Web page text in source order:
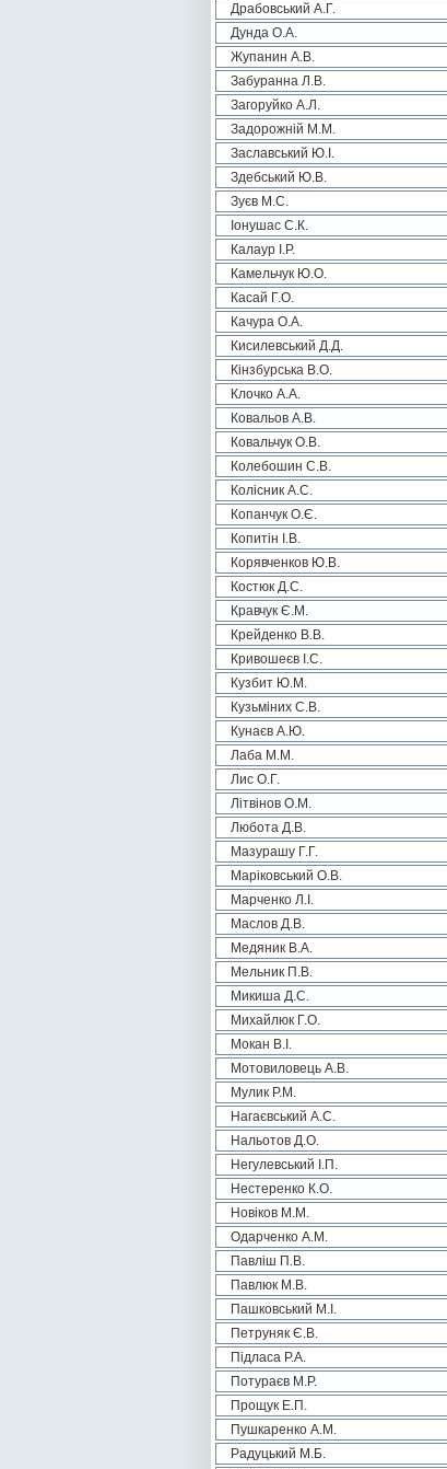
Драбовський А.Г.
Дунда О.А.
Жупанин А.В.
Забуранна Л.В.
Загоруйко А.Л.
Задорожній М.М.
Заславський Ю.І.
Здебський Ю.В.
Зуєв М.С.
Іонушас С.К.
Калаур І.Р.
Камельчук Ю.О.
Касай Г.О.
Качура О.А.
Кисилевський Д.Д.
Кінзбурська В.О.
Клочко А.А.
Ковальов А.В.
Ковальчук О.В.
Колебошин С.В.
Колісник А.С.
Копанчук О.Є.
Копитін І.В.
Корявченков Ю.В.
Костюк Д.С.
Кравчук Є.М.
Крейденко В.В.
Кривошеєв І.С.
Кузбит Ю.М.
Кузьміних С.В.
Кунаєв А.Ю.
Лаба М.М.
Лис О.Г.
Літвінов О.М.
Любота Д.В.
Мазурашу Г.Г.
Маріковський О.В.
Марченко Л.І.
Маслов Д.В.
Медяник В.А.
Мельник П.В.
Микиша Д.С.
Михайлюк Г.О.
Мокан В.І.
Мотовиловець А.В.
Мулик Р.М.
Нагаєвський А.С.
Нальотов Д.О.
Негулевський І.П.
Нестеренко К.О.
Новіков М.М.
Одарченко А.М.
Павліш П.В.
Павлюк М.В.
Пашковський М.І.
Петруняк Є.В.
Підласа Р.А.
Потураєв М.Р.
Прощук Е.П.
Пушкаренко А.М.
Радуцький М.Б.